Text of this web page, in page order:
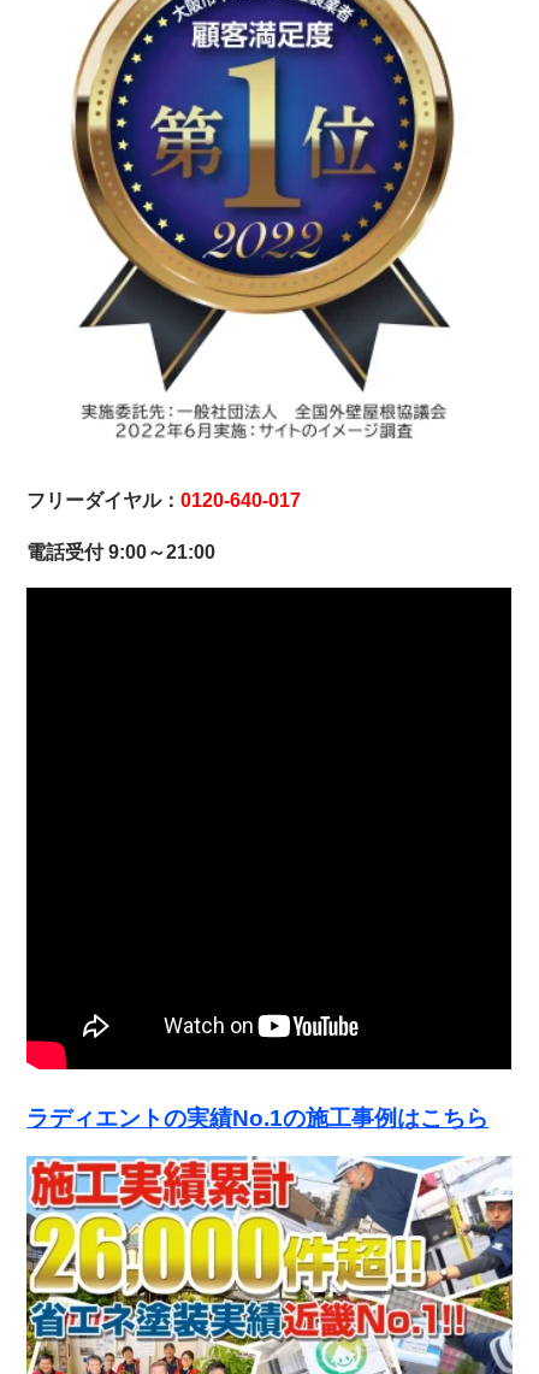
フリーダイヤル：0120-640-017
電話受付 9:00～21:00
ラディエントの実績No.1の施工事例はこちら